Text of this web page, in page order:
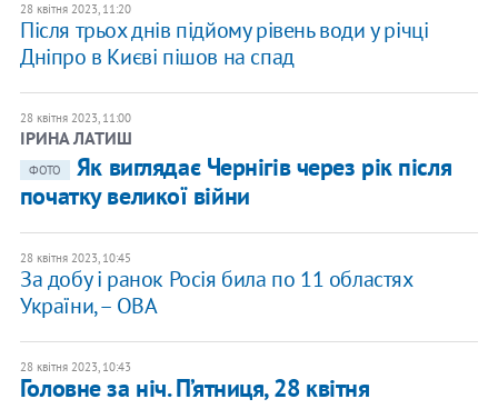
28 квітня 2023, 11:20
Після трьох днів підйому рівень води у річці
Дніпро в Києві пішов на спад
28 квітня 2023, 11:00
ІРИНА ЛАТИШ
ФОТО
Як виглядає Чернігів через рік після
початку великої війни
28 квітня 2023, 10:45
За добу і ранок Росія била по 11 областях
України, – ОВА
28 квітня 2023, 10:43
Головне за ніч. П’ятниця, 28 квітня